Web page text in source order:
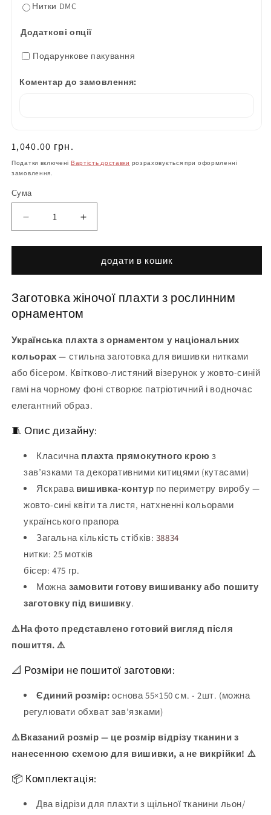
Нитки DMC
Додаткові опції
Подарункове пакування
Коментар до замовлення:
Нормальна
ціна
1,040.00 грн.
Податки включені Вартість доставки розраховується при оформленні
замовлення.
Сума
Зменшіть
кількість
Плахта
6
для
вишивання)
Збільшити
кількість
продукту
Плахта
жіноча
(заготовка
для
додати в кошик
Заготовка жіночої плахти з рослинним
орнаментом
Українська плахта з орнаментом у національних
кольорах — стильна заготовка для вишивки нитками
або бісером. Квітково-листяний візерунок у жовто-синій
гамі на чорному фоні створює патріотичний і водночас
елегантний образ.
🧵 Опис дизайну:
Класична плахта прямокутного крою з
зав’язками та декоративними китицями (кутасами)
Яскрава вишивка-контур по периметру виробу —
жовто-сині квіти та листя, натхненні кольорами
українського прапора
Загальна кількість стібків: 38834
нитки:25 мотків
бісер:475 гр.
Можна замовити готову вишиванку або пошиту
заготовку під вишивку.
⚠️На фото представлено готовий вигляд після
пошиття. ⚠️
📐 Розміри не пошитої заготовки:
Єдиний розмір: основа 55×150 см. - 2шт. (можна
регулювати обхват зав’язками)
⚠️Вказаний розмір — це розмір відрізу тканини з
нанесенною схемою для вишивки, а не викрійки! ⚠️
📦 Комплектація:
Два відрізи для плахти з щільної тканини льон/